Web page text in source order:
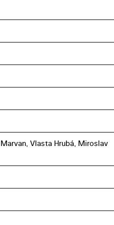
Vlasta Hrubá, Miroslav